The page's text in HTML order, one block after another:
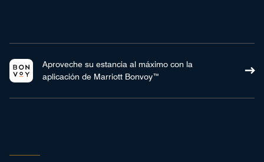
Aproveche su estancia al máximo con la
aplicación de Marriott Bonvoy™